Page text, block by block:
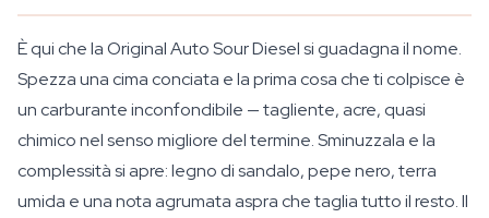
È qui che la Original Auto Sour Diesel si guadagna il nome.
Spezza una cima conciata e la prima cosa che ti colpisce è
un carburante inconfondibile — tagliente, acre, quasi
chimico nel senso migliore del termine. Sminuzzala e la
complessità si apre: legno di sandalo, pepe nero, terra
umida e una nota agrumata aspra che taglia tutto il resto. Il